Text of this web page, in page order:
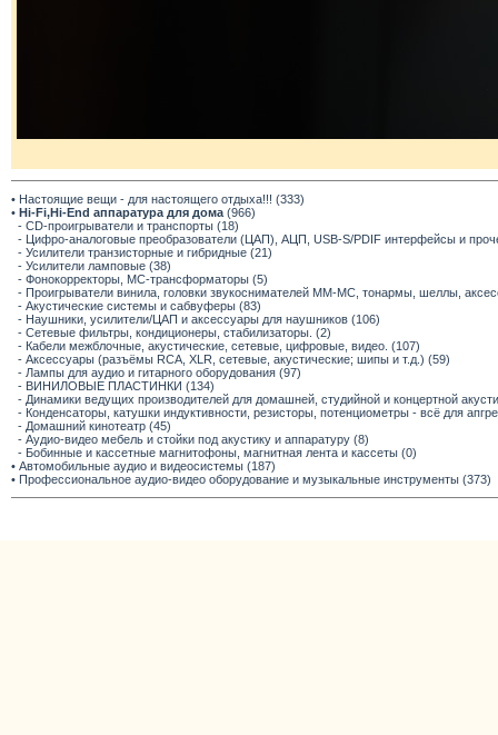
• Настоящие вещи - для настоящего отдыха!!! (333)
• Hi-Fi,Hi-End аппаратура для дома (966)
- CD-проигрыватели и транспорты (18)
- Цифро-аналоговые преобразователи (ЦАП), АЦП, USB-S/PDIF интерфейсы и
- Усилители транзисторные и гибридные (21)
- Усилители ламповые (38)
- Фонокорректоры, МС-трансформаторы (5)
- Проигрыватели винила, головки звукоснимателей ММ-МС, тонармы, шеллы,
- Акустические системы и сабвуферы (83)
- Наушники, усилители/ЦАП и аксессуары для наушников (106)
- Сетевые фильтры, кондиционеры, стабилизаторы. (2)
- Кабели межблочные, акустические, сетевые, цифровые, видео. (107)
- Аксессуары (разъёмы RCA, XLR, сетевые, акустические; шипы и т.д.) (59)
- Лампы для аудио и гитарного оборудования (97)
- ВИНИЛОВЫЕ ПЛАСТИНКИ (134)
- Динамики ведущих производителей для домашней, студийной и концертной
- Конденсаторы, катушки индуктивности, резисторы, потенциометры - всё для
- Домашний кинотеатр (45)
- Аудио-видео мебель и стойки под акустику и аппаратуру (8)
- Бобинные и кассетные магнитофоны, магнитная лента и кассеты (0)
• Автомобильные аудио и видеосистемы (187)
• Профессиональное аудио-видео оборудование и музыкальные инструменты (373)